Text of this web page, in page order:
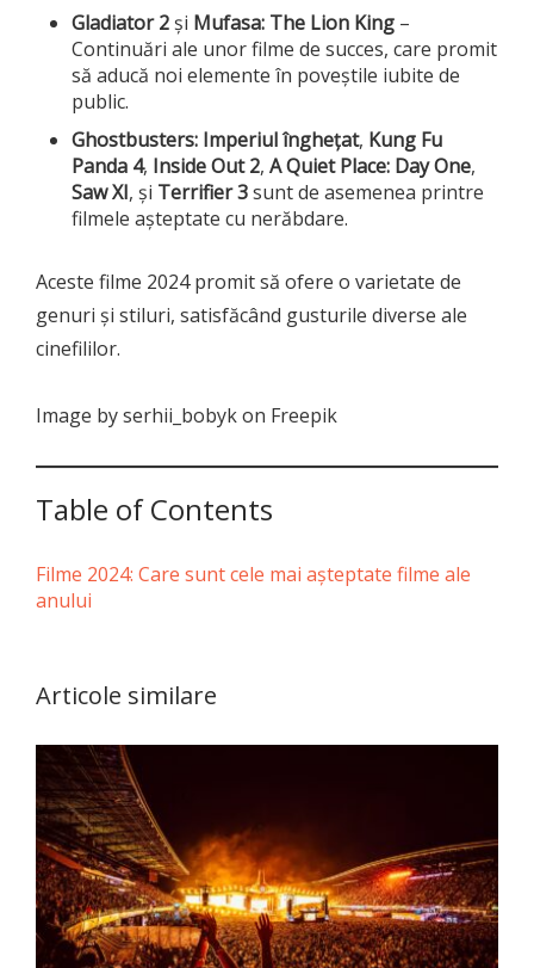
Gladiator 2și Mufasa: The Lion King –
Continuări ale unor filme de succes, care promit
să aducă noi elemente în poveștile iubite de
public.
Ghostbusters: Imperiul înghețat, Kung Fu
Panda 4, Inside Out 2, A Quiet Place: Day One,
Saw XI, și Terrifier 3sunt de asemenea printre
filmele așteptate cu nerăbdare.
Aceste filme 2024 promit să ofere o varietate de
genuri și stiluri, satisfăcând gusturile diverse ale
cinefililor.
Image by serhii_bobyk on Freepik
Table of Contents
Filme 2024: Care sunt cele mai aşteptate filme ale
anului
Articole similare